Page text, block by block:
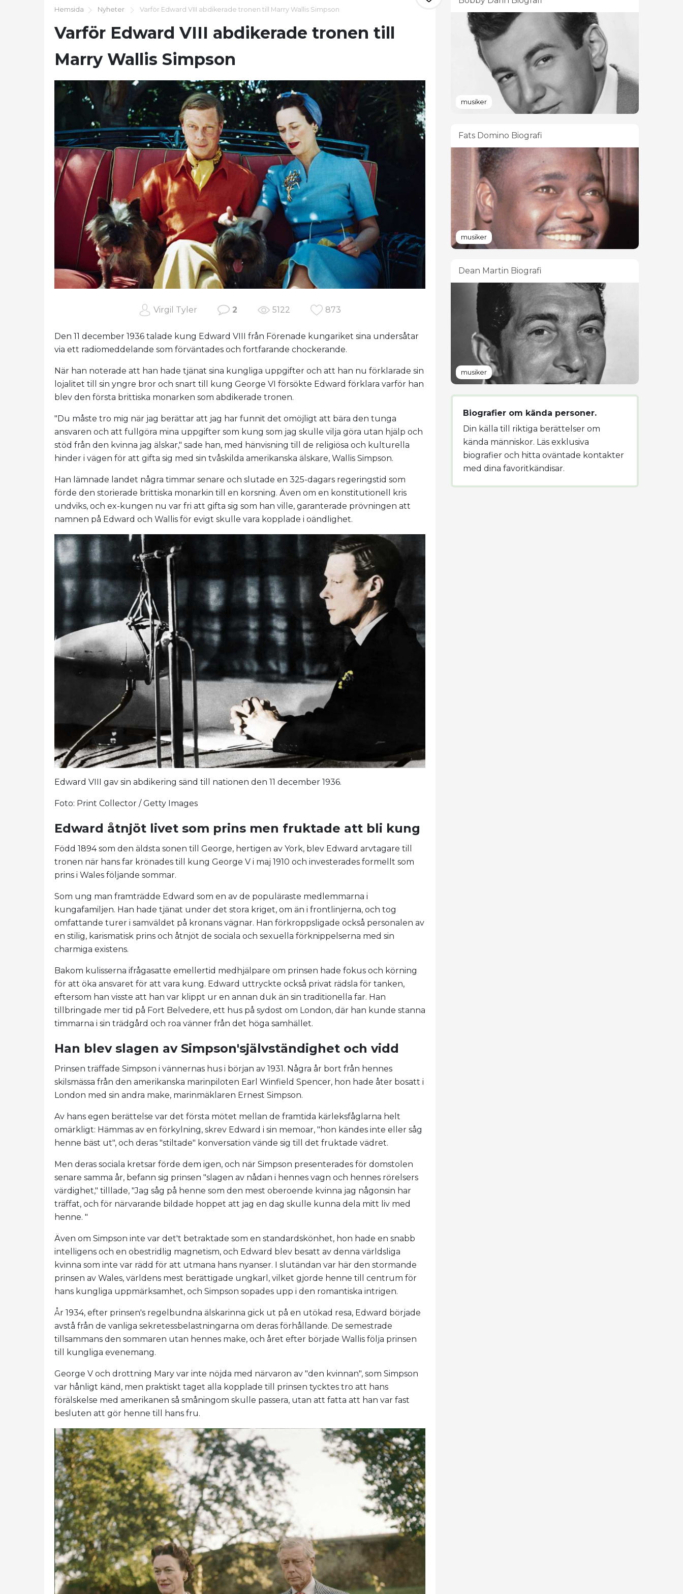
Hemsida Nyheter Varför Edward VIII abdikerade tronen till Marry Wallis Simpson
Varför Edward VIII abdikerade tronen till
Marry Wallis Simpson
Virgil Tyler 2 5122 873
Den 11 december 1936 talade kung Edward VIII från Förenade kungariket sina undersåtar
via ett radiomeddelande som förväntades och fortfarande chockerande.
När han noterade att han hade tjänat sina kungliga uppgifter och att han nu förklarade sin
lojalitet till sin yngre bror och snart till kung George VI försökte Edward förklara varför han
blev den första brittiska monarken som abdikerade tronen.
"Du måste tro mig när jag berättar att jag har funnit det omöjligt att bära den tunga
ansvaren och att fullgöra mina uppgifter som kung som jag skulle vilja göra utan hjälp och
stöd från den kvinna jag älskar," sade han, med hänvisning till de religiösa och kulturella
hinder i vägen för att gifta sig med sin tvåskilda amerikanska älskare, Wallis Simpson.
Han lämnade landet några timmar senare och slutade en 325-dagars regeringstid som
förde den storierade brittiska monarkin till en korsning. Även om en konstitutionell kris
undviks, och ex-kungen nu var fri att gifta sig som han ville, garanterade prövningen att
namnen på Edward och Wallis för evigt skulle vara kopplade i oändlighet.
Edward VIII gav sin abdikering sänd till nationen den 11 december 1936.
Foto: Print Collector / Getty Images
Edward åtnjöt livet som prins men fruktade att bli kung
Född 1894 som den äldsta sonen till George, hertigen av York, blev Edward arvtagare till
tronen när hans far krönades till kung George V i maj 1910 och investerades formellt som
prins i Wales följande sommar.
Som ung man framträdde Edward som en av de populäraste medlemmarna i
kungafamiljen. Han hade tjänat under det stora kriget, om än i frontlinjerna, och tog
omfattande turer i samväldet på kronans vägnar. Han förkroppsligade också personalen av
en stilig, karismatisk prins och åtnjöt de sociala och sexuella förknippelserna med sin
charmiga existens.
Bakom kulisserna ifrågasatte emellertid medhjälpare om prinsen hade fokus och körning
för att öka ansvaret för att vara kung. Edward uttryckte också privat rädsla för tanken,
eftersom han visste att han var klippt ur en annan duk än sin traditionella far. Han
tillbringade mer tid på Fort Belvedere, ett hus på sydost om London, där han kunde stanna
timmarna i sin trädgård och roa vänner från det höga samhället.
Han blev slagen av Simpson'självständighet och vidd
Prinsen träffade Simpson i vännernas hus i början av 1931. Några år bort från hennes
skilsmässa från den amerikanska marinpiloten Earl Winfield Spencer, hon hade åter bosatt i
London med sin andra make, marinmäklaren Ernest Simpson.
Av hans egen berättelse var det första mötet mellan de framtida kärleksfåglarna helt
omärkligt: ​​Hämmas av en förkylning, skrev Edward i sin memoar, "hon kändes inte eller såg
henne bäst ut", och deras "stiltade" konversation vände sig till det fruktade vädret.
Men deras sociala kretsar förde dem igen, och när Simpson presenterades för domstolen
senare samma år, befann sig prinsen "slagen av nådan i hennes vagn och hennes rörelsers
värdighet," tilllade, "Jag såg på henne som den mest oberoende kvinna jag någonsin har
träffat, och för närvarande bildade hoppet att jag en dag skulle kunna dela mitt liv med
henne. "
Även om Simpson inte var det't betraktade som en standardskönhet, hon hade en snabb
intelligens och en obestridlig magnetism, och Edward blev besatt av denna världsliga
kvinna som inte var rädd för att utmana hans nyanser. I slutändan var här den stormande
prinsen av Wales, världens mest berättigade ungkarl, vilket gjorde henne till centrum för
hans kungliga uppmärksamhet, och Simpson sopades upp i den romantiska intrigen.
År 1934, efter prinsen's regelbundna älskarinna gick ut på en utökad resa, Edward började
avstå från de vanliga sekretessbelastningarna om deras förhållande. De semestrade
tillsammans den sommaren utan hennes make, och året efter började Wallis följa prinsen
till kungliga evenemang.
George V och drottning Mary var inte nöjda med närvaron av "den kvinnan", som Simpson
var hånligt känd, men praktiskt taget alla kopplade till prinsen tycktes tro att hans
förälskelse med amerikanen så småningom skulle passera, utan att fatta att han var fast
besluten att gör henne till hans fru.
musiker
Fats Domino Biografi
musiker
Dean Martin Biografi
musiker
Biografier om kända personer.
Din källa till riktiga berättelser om
kända människor. Läs exklusiva
biografier och hitta oväntade kontakter
med dina favoritkändisar.